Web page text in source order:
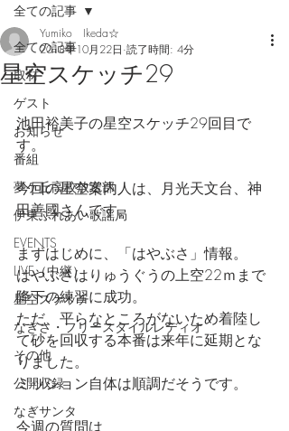
全ての記事
取材
ゲスト
お知らせ
番組
夢ケ丘高校放送部
伊東ふれあい歌謡局
EVENTS
LIVE（中継）
星空スケッチ
なぎさ・フリースタイルレディオ
その他
公開収録
なぎサンタ
全ての記事
星空スケッチ29
Yumiko Ikeda☆
2018年10月22日 読了時間: 4分
池田裕美子の星空スケッチ29回目で
す。
今回の星空案内人は、月光天文台、神
田善國さんです。
まずはじめに、「はやぶさ」情報。
はやぶさはりゅうぐうの上空22ｍまで
降下の練習に成功。
ただ、平らなところがないため着陸し
て砂を回収する本番は来年に延期とな
りました。
ミッション自体は順調だそうです。
今週の質問は